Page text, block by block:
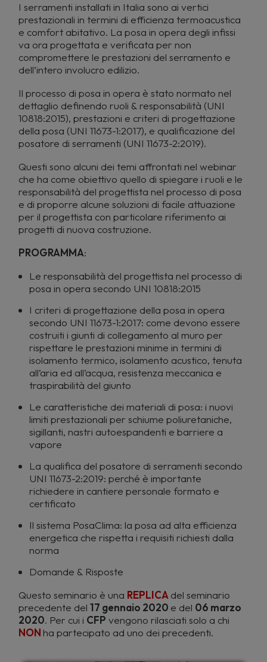
I serramenti installati in Italia sono ai vertici
prestazionali in termini di efficienza termoacustica
e comfort abitativo. La posa in opera degli infissi
va ora progettata e verificata per non
compromettere le prestazioni del serramento e
dell’intero involucro edilizio.
Il processo di posa in opera è stato normato nel
dettaglio definendo ruoli & responsabilità (UNI
10818:2015), prestazioni e criteri di progettazione
della posa (UNI 11673-1:2017), e qualificazione del
posatore di serramenti (UNI 11673-2:2019).
Questi sono alcuni dei temi affrontati nel webinar
che ha come obiettivo quello di spiegare i ruoli e le
responsabilità del progettista nel processo di posa
e di proporre alcune soluzioni di facile attuazione
per il progettista con particolare riferimento ai
progetti di nuova costruzione.
PROGRAMMA:
Le responsabilità del progettista nel processo di
posa in opera secondo UNI 10818:2015
I criteri di progettazione della posa in opera
secondo UNI 11673-1:2017: come devono essere
costruiti i giunti di collegamento al muro per
rispettare le prestazioni minime in termini di
isolamento termico, isolamento acustico, tenuta
all’aria ed all’acqua, resistenza meccanica e
traspirabilità del giunto
Le caratteristiche dei materiali di posa: i nuovi
limiti prestazionali per schiume poliuretaniche,
sigillanti, nastri autoespandenti e barriere a
vapore
La qualifica del posatore di serramenti secondo
UNI 11673-2:2019: perché è importante
richiedere in cantiere personale formato e
certificato
Il sistema PosaClima: la posa ad alta efficienza
energetica che rispetta i requisiti richiesti dalla
norma
Domande & Risposte
Questo seminario è una REPLICA del seminario
precedente del 17 gennaio 2020 e del 06 marzo
2020. Per cui i CFP vengono rilasciati solo a chi
NON ha partecipato ad uno dei precedenti.